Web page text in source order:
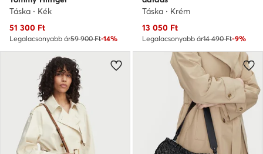
Táska · Kék
Aktuális ár
51 300 Ft
Legalacsonyabb ár59 900 Ft-14%
Táska · Krém
Aktuális ár
13 050 Ft
Legalacsonyabb ár14 490 Ft-9%